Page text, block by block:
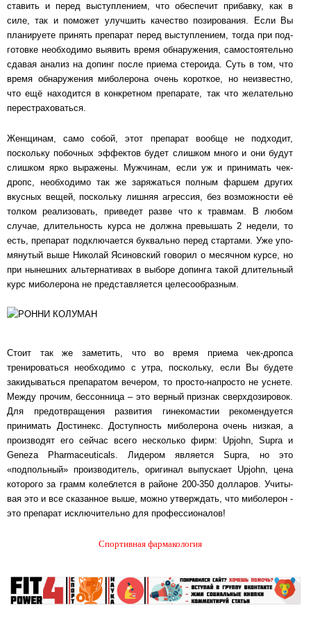
ставить и перед выступлением, что обеспечит прибавку, как в
силе, так и по­мо­жет улуч­шить ка­чест­во позирования. Если Вы
планируете принять препарат перед вы­ступ­ле­ни­ем, тог­да при под­
го­тов­ке необходимо выявить время обнаружения, са­мо­сто­я­тель­но
сда­вая ана­лиз на допинг после приема стероида. Суть в том, что
время об­на­ру­же­ния ми­бо­ле­ро­на очень короткое, но неизвестно,
что ещё находится в кон­крет­ном пре­па­ра­те, так что же­ла­тель­но
перестраховаться.
Женщинам, само собой, этот препарат вообще не подходит,
поскольку побочных эф­фек­тов бу­дет слишком много и они будут
слишком ярко выражены. Мужчинам, если уж и при­ни­мать чек-
дропс, не­об­хо­ди­мо так же заряжаться полным фаршем других
вкус­ных ве­щей, по­сколь­ку лишняя агрессия, без возможности её
толком реализовать, при­ве­дет раз­ве что к трав­мам. В любом
случае, длительность курса не должна пре­вы­шать 2 не­де­ли, то
есть, препарат подключается буквально перед стартами. Уже упо­
мя­ну­тый вы­ше Ни­ко­лай Ясиновский говорил о месячном курсе, но
при нынешних аль­тер­на­ти­вах в вы­бо­ре до­пин­га такой длительный
курс миболерона не представляется це­ле­со­об­раз­ным.
Стоит так же заметить, что во время приема чек-дропса
тренироваться необходимо с ут­ра, по­сколь­ку, если Вы будете
закидываться препаратом вечером, то просто-напросто не ус­не­те.
Меж­ду прочим, бессонница – это верный признак сверхдозировок.
Для пред­от­вра­ще­ния раз­ви­тия гинекомастии рекомендуется
принимать Достинекс. Дос­туп­ность ми­бо­ле­ро­на очень низкая, а
производят его сейчас всего несколько фирм: Upjohn, Supra и
Geneza Pharmaceuticals. Лидером является Supra, но это
«подпольный» про­из­во­ди­тель, ори­ги­нал выпускает Upjohn, цена
которого за грамм колеблется в районе 200-350 дол­ла­ров. Учи­ты­
вая это и все сказанное выше, можно утверждать, что ми­бо­ле­рон -
это пре­па­рат ис­клю­чи­тель­но для профессионалов!
Спортивная фармакология